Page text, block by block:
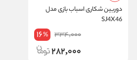
دوربین شکاری اسباب بازی مدل
SJ4X46
334,000
16%
282,000